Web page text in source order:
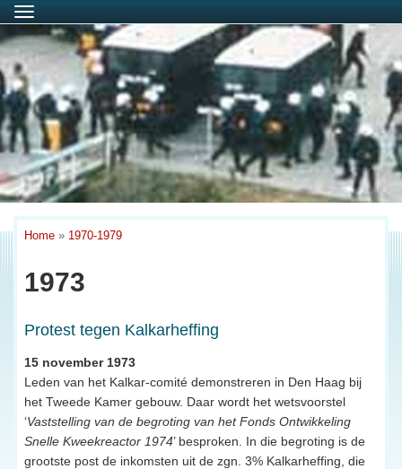
Menu
Home » 1970-1979
1973
Protest tegen Kalkarheffing
15 november 1973
Leden van het Kalkar-comité demonstreren in Den Haag bij
het Tweede Kamer gebouw. Daar wordt het wetsvoorstel
‘Vaststelling van de begroting van het Fonds Ontwikkeling
Snelle Kweekreactor 1974’ besproken. In die begroting is de
grootste post de inkomsten uit de zgn. 3% Kalkarheffing, die